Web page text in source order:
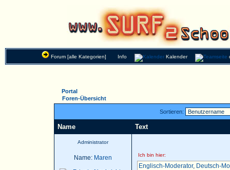
Forum [alle Kategorien] Info Kalender
Portal
Foren-Übersicht
Sortieren:
Name Text
Administrator
Name: Maren Ich bin hier:
Englisch-Moderator, Deutsch-